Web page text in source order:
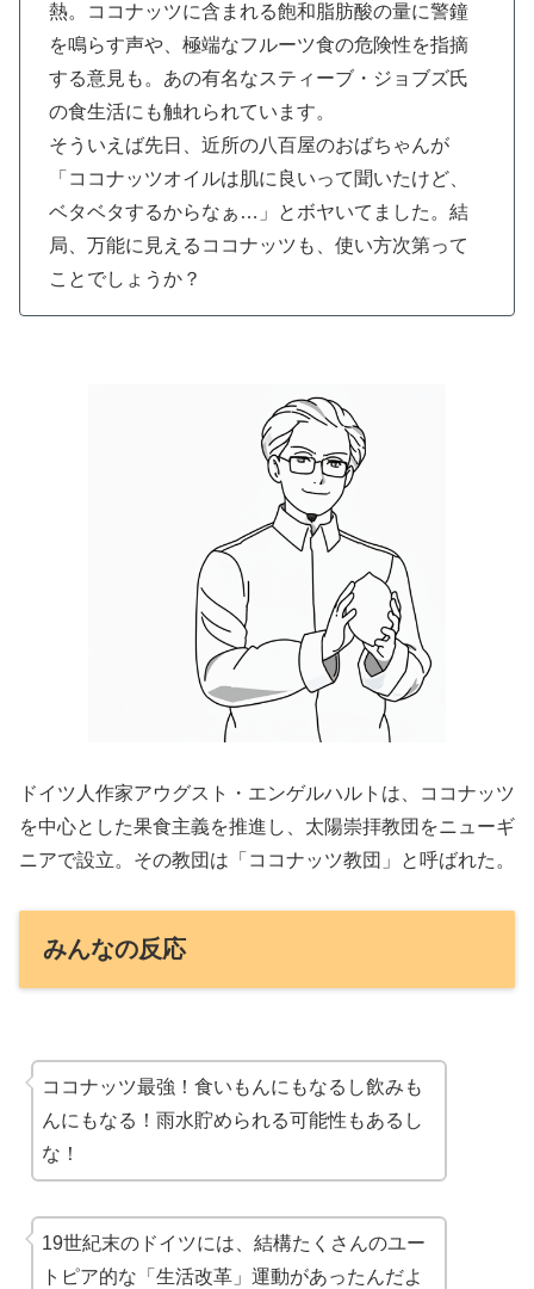
熱。ココナッツに含まれる飽和脂肪酸の量に警鐘
を鳴らす声や、極端なフルーツ食の危険性を指摘
する意見も。あの有名なスティーブ・ジョブズ氏
の食生活にも触れられています。
そういえば先日、近所の八百屋のおばちゃんが
「ココナッツオイルは肌に良いって聞いたけど、
ベタベタするからなぁ…」とボヤいてました。結
局、万能に見えるココナッツも、使い方次第って
ことでしょうか？
ドイツ人作家アウグスト・エンゲルハルトは、ココナッツ
を中心とした果食主義を推進し、太陽崇拝教団をニューギ
ニアで設立。その教団は「ココナッツ教団」と呼ばれた。
みんなの反応
ココナッツ最強！食いもんにもなるし飲みも
んにもなる！雨水貯められる可能性もあるし
な！
19世紀末のドイツには、結構たくさんのユー
トピア的な「生活改革」運動があったんだよ